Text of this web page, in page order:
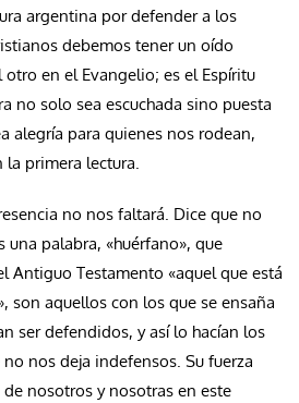
argentina por defender a los
debemos tener un oído
en el Evangelio; es el Espíritu
no solo sea escuchada sino puesta
alegría para quienes nos rodean,
la primera lectura.
no nos faltará. Dice que no
una palabra, «huérfano», que
Antiguo Testamento «aquel que está
son aquellos con los que se ensaña
ser defendidos, y así lo hacían los
nos deja indefensos. Su fuerza
nosotros y nosotras en este